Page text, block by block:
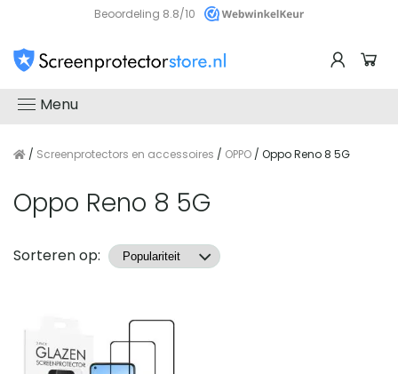
Beoordeling 8.8/10
Menu
/ Screenprotectors en accessoires / OPPO / Oppo Reno 8 5G
Oppo Reno 8 5G
Producten
Sorteren op: